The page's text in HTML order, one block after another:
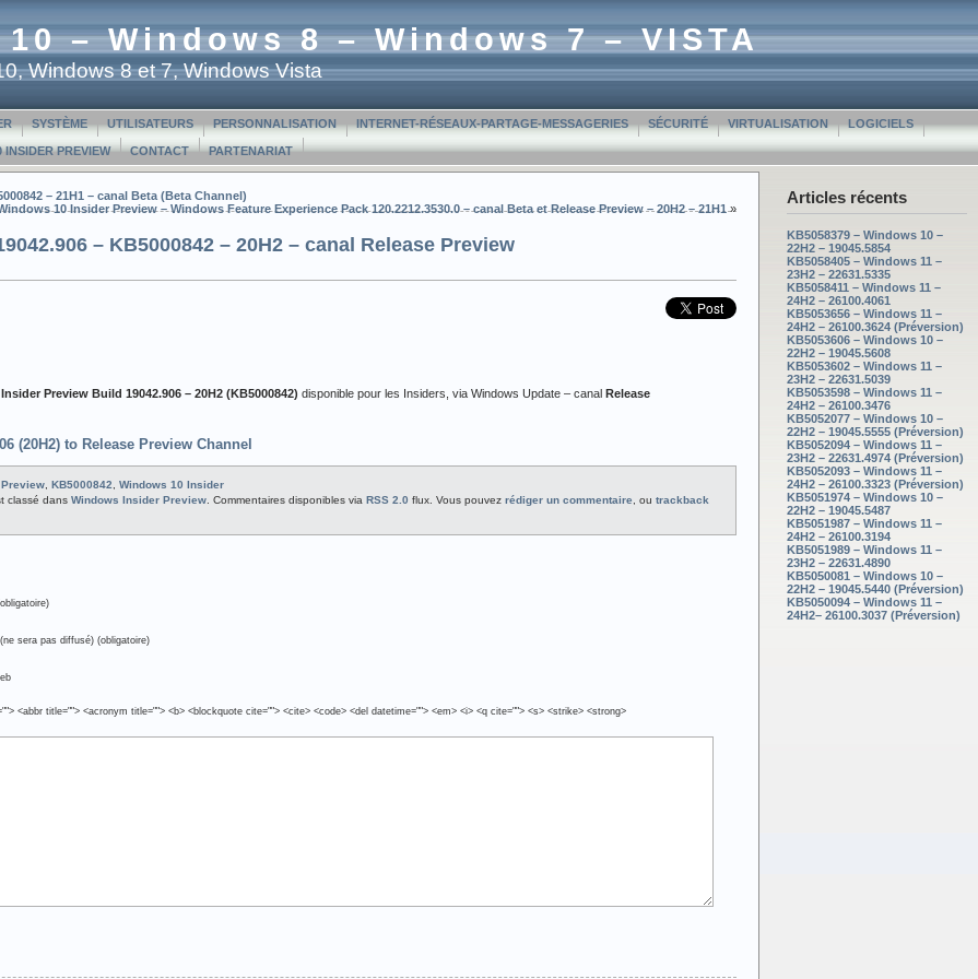
– Windows 8 – Windows 7 – VISTA
Windows 8 et 7, Windows Vista
SYSTÈME UTILISATEURS PERSONNALISATION INTERNET-RÉSEAUX-PARTAGE-MESSAGERIES SÉCURITÉ VIRTUALISATION LOGICIELS
INSIDER PREVIEW CONTACT PARTENARIAT
Articles récents
KB5058379 – Windows 10 –
22H2 – 19045.5854
KB5058405 – Windows 11 –
23H2 – 22631.5335
KB5058411 – Windows 11 –
24H2 – 26100.4061
KB5053656 – Windows 11 –
24H2 – 26100.3624 (Préversion)
KB5053606 – Windows 10 –
22H2 – 19045.5608
KB5053602 – Windows 11 –
23H2 – 22631.5039
KB5053598 – Windows 11 –
24H2 – 26100.3476
KB5052077 – Windows 10 –
22H2 – 19045.5555 (Préversion)
KB5052094 – Windows 11 –
23H2 – 22631.4974 (Préversion)
KB5052093 – Windows 11 –
24H2 – 26100.3323 (Préversion)
KB5051974 – Windows 10 –
22H2 – 19045.5487
KB5051987 – Windows 11 –
24H2 – 26100.3194
KB5051989 – Windows 11 –
23H2 – 22631.4890
KB5050081 – Windows 10 –
22H2 – 19045.5440 (Préversion)
KB5050094 – Windows 11 –
24H2– 26100.3037 (Préversion)
– 21H1 – canal Beta (Beta Channel)
10 Insider Preview – Windows Feature Experience Pack 120.2212.3530.0 – canal Beta et Release Preview – 20H2 – 21H1»
– KB5000842 – 20H2 – canal Release Preview
Preview Build 19042.906 – 20H2 (KB5000842) disponible pour les Insiders, via Windows Update – canal Release
(20H2) to Release Preview Channel
, KB5000842, Windows 10 Insider
classé dans Windows Insider Preview. Commentaires disponibles via RSS 2.0 flux. Vous pouvez rédiger un commentaire, ou trackback
sera pas diffusé) (obligatoire)
<abbr title=""> <acronym title=""> <b> <blockquote cite=""> <cite> <code> <del datetime=""> <em> <i> <q cite=""> <s> <strike> <strong>